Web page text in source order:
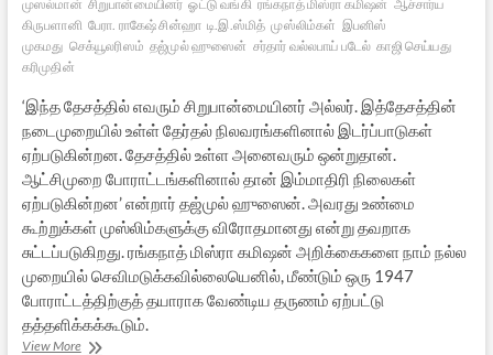
முஸல்மான் சிறுபான்மையினர் ஓட்டு வங்கி ரங்கநாத் மிஸ்ரா கமிஷன் ஆச்சார்ய
கிருபளானி பேரா. ராகேஷ் சின்ஹா டி.இ.ஸ்மித் முஸ்லிம்கள் இபனிஸ்
முகமது செக்யூலரிஸம் தஜ்முல் ஹுஸைன் சர்தார் வல்லபாய் படேல் காஜி செய்யது
கரிமுதின்
‘இந்த தேசத்தில் எவரும் சிறுபான்மையினர் அல்லர். இத்தேசத்தின்
நடைமுறையில் உள்ள் தேர்தல் நிலவரங்களினால் இடர்ப்பாடுகள்
ஏற்படுகின்றன. தேசத்தில் உள்ள அனைவரும் ஒன்றுதான்.
ஆட்சிமுறை போராட்டங்களினால் தான் இம்மாதிரி நிலைகள்
ஏற்படுகின்றன’ என்றார் தஜ்முல் ஹுஸைன். அவரது உண்மை
கூற்றுக்கள் முஸ்லிம்களுக்கு விரோதமானது என்று தவறாக
சுட்டப்படுகிறது. ரங்கநாத் மிஸ்ரா கமிஷன் அறிக்கைகளை நாம் நல்ல
முறையில் செவிமடுக்கவில்லையெனில், மீண்டும் ஒரு 1947
போராட்டத்திற்குத் தயாராக வேண்டிய தருணம் ஏற்பட்டு
தத்தளிக்கக்கூடும்.
View Moreபறிக்கப்படும்